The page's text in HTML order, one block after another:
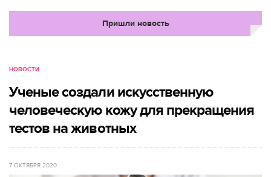
Пришли новость
НОВОСТИ
Ученые создали искусственную
человеческую кожу для прекращения
тестов на животных
7 ОКТЯБРЯ 2020